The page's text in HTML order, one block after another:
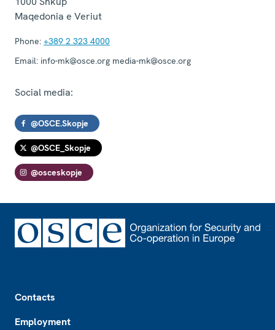
Maqedonia e Veriut
Phone: +389 2 323 4000
Email: info-mk@osce.org media-mk@osce.org
Social media:
@OSCE.Skopje
@OSCE_Skopje
@osceskopje
Contacts
Employment